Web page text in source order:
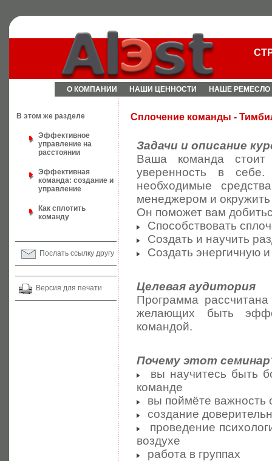
О КОМПАНИИ НАШИ ЦЕННОСТИ НАШЕ РЕМЕСЛО
В этом же разделе
Эффективное
управление на
расстоянии
Эффективная
команда: создание и
управление
Как сплотить
команду
Послать ссылку другу
Версия для печати
Сплочение команды -
Задачи и описание
Ваша команда стоит
уверенность в
необходимые
менеджером и
Он поможет вам
Способствовать
Создать и научить
Создать энергичную
Целевая аудитория
Программа
желающих быть
командой.
Почему этот
вы научитесь быть
команде
вы поймёте важность
создание
проведение
воздухе
работа в группах